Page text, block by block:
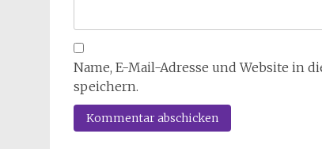
Name, E-Mail-Adresse und Website in
speichern.